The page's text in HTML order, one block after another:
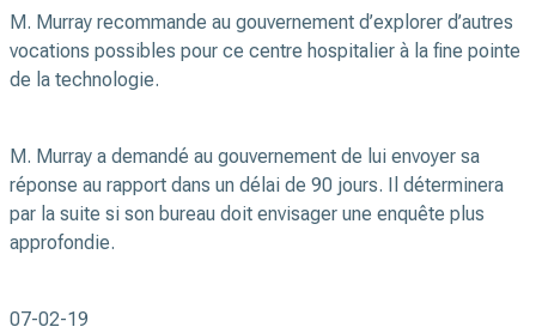
M. Murray recommande au gouvernement d’explorer d’autres
vocations possibles pour ce centre hospitalier à la fine pointe
de la technologie.
M. Murray a demandé au gouvernement de lui envoyer sa
réponse au rapport dans un délai de 90 jours. Il déterminera
par la suite si son bureau doit envisager une enquête plus
approfondie.
07-02-19